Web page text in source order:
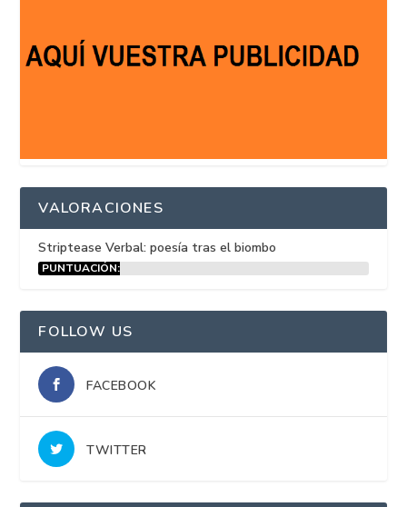
VALORACIONES
Striptease Verbal: poesía tras el biombo
PUNTUACIÓN:
FOLLOW US
FACEBOOK
TWITTER